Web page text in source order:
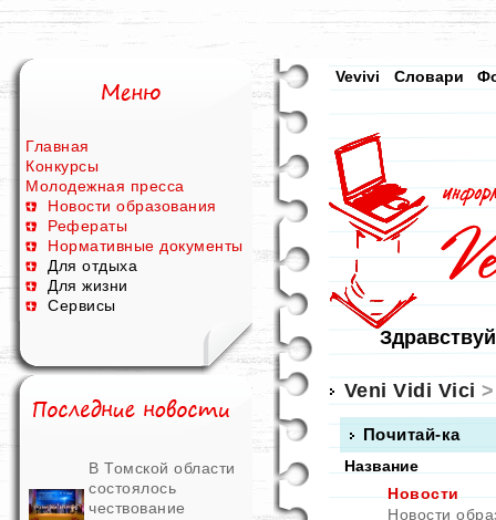
Главная
Конкурсы
Молодежная пресса
Новости образования
Рефераты
Нормативные документы
Для отдыха
Для жизни
Сервисы
В Томской области
состоялось
чествование
Vevivi Словари
Veni Vidi Vici
Почитай-ка
Название
Новости
Новости